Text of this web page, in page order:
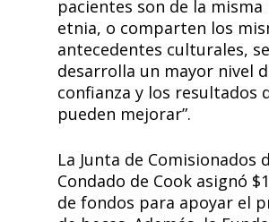
pacientes son de la misma
etnia, o comparten los
antecedentes culturales, se
desarrolla un mayor nivel
confianza y los resultados
pueden mejorar”.
La Junta de Comisionados
Condado de Cook asignó
de fondos para apoyar el